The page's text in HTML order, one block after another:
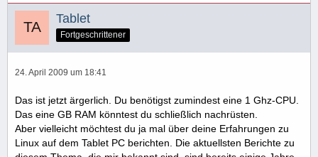
Tablet
Fortgeschrittener
24. April 2009 um 18:41
Das ist jetzt ärgerlich. Du benötigst zumindest eine 1 Ghz-CPU.
Das eine GB RAM könntest du schließlich nachrüsten.
Aber vielleicht möchtest du ja mal über deine Erfahrungen zu
Linux auf dem Tablet PC berichten. Die aktuellsten Berichte zu